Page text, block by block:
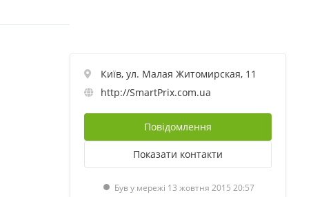
Київ, ул. Малая Житомирская, 11
http://SmartPrix.com.ua
Повідомлення
Показати контакти
Був у мережі 13 жовтня 2015 20:57